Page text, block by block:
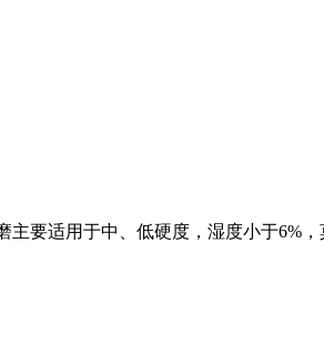
要适用于中、低硬度，湿度小于6%